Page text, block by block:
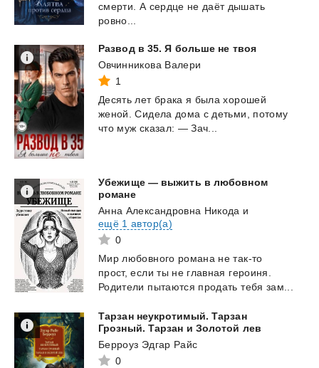
смерти. А сердце не даёт дышать
ровно...
Развод в 35. Я больше не твоя
Овчинникова Валери
1
Десять лет брака я была хорошей
женой.
Сидела дома с детьми,
потому
что муж сказал: — Зач...
Убежище — выжить в любовном
романе
Анна Александровна Никода и
ещё 1 автор(а)
0
Мир любовного романа не так-то
прост, если ты не главная героиня.
Родители пытаются продать тебя зам...
Тарзан неукротимый. Тарзан
Грозный. Тарзан и Золотой лев
Берроуз Эдгар Райс
0